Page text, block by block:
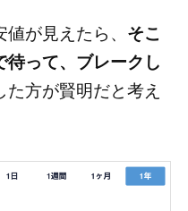
が見えたら、 そこ
待って、ブレークし
た方が賢明だと考え